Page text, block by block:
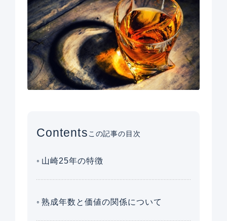
Contentsこの記事の目次
山崎25年の特徴
熟成年数と価値の関係について